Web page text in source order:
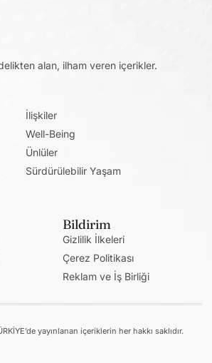
alan, ilham veren içerikler.
İlişkiler
Well-Being
Ünlüler
Sürdürülebilir Yaşam
Bildirim
Gizlilik İlkeleri
Çerez Politikası
Reklam ve İş Birliği
yayınlanan içeriklerin her hakkı saklıdır.